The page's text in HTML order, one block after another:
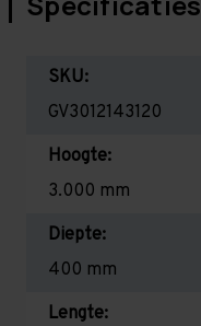
SKU:
GV3012143120
Hoogte:
3.000 mm
Diepte:
400 mm
Lengte: